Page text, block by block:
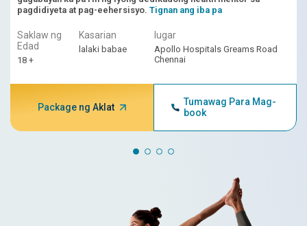
pagdidiyeta at pag-eehersisyo. Tignan ang iba pa
Saklaw ng
Edad
18 +
Kasarian
lalaki babae
lugar
Apollo Hospitals Greams Road
Chennai
Package ng Aklat
Tumawag Para Mag-
book